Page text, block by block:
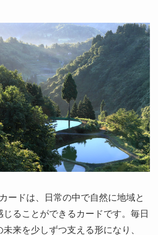
ードは、日常の中で自然に地域と
ることができるカードです。毎日
来を少しずつ支える形になり、